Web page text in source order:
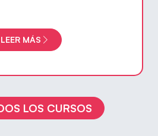
LEER MÁS
LOS CURSOS